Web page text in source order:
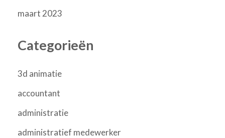
maart 2023
Categorieën
3d animatie
accountant
administratie
administratief medewerker